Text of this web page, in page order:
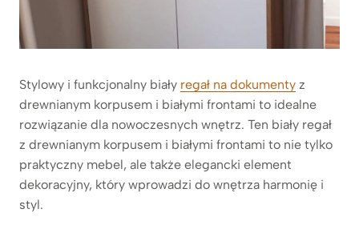
Stylowy i funkcjonalny biały regał na dokumenty z
drewnianym korpusem i białymi frontami to idealne
rozwiązanie dla nowoczesnych wnętrz. Ten biały regał
z drewnianym korpusem i białymi frontami to nie tylko
praktyczny mebel, ale także elegancki element
dekoracyjny, który wprowadzi do wnętrza harmonię i
styl.